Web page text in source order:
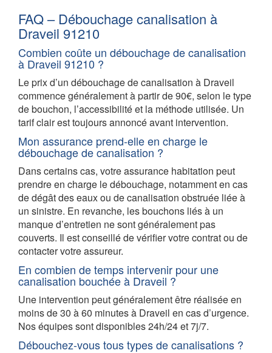
FAQ – Débouchage canalisation à
Draveil 91210
Combien coûte un débouchage de canalisation
à Draveil 91210 ?
Le prix d’un débouchage de canalisation à Draveil
commence généralement à partir de 90€, selon le type
de bouchon, l’accessibilité et la méthode utilisée. Un
tarif clair est toujours annoncé avant intervention.
Mon assurance prend-elle en charge le
débouchage de canalisation ?
Dans certains cas, votre assurance habitation peut
prendre en charge le débouchage, notamment en cas
de dégât des eaux ou de canalisation obstruée liée à
un sinistre. En revanche, les bouchons liés à un
manque d’entretien ne sont généralement pas
couverts. Il est conseillé de vérifier votre contrat ou de
contacter votre assureur.
En combien de temps intervenir pour une
canalisation bouchée à Draveil ?
Une intervention peut généralement être réalisée en
moins de 30 à 60 minutes à Draveil en cas d’urgence.
Nos équipes sont disponibles 24h/24 et 7j/7.
Débouchez-vous tous types de canalisations ?